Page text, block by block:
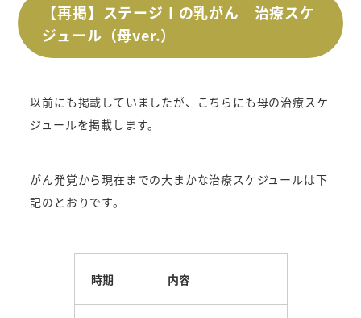
【再掲】ステージⅠの乳がん 治療スケ
ジュール（母ver.）
以前にも掲載していましたが、こちらにも母の治療スケ
ジュールを掲載します。
がん発覚から現在までの大まかな治療スケジュールは下
記のとおりです。
時期 内容